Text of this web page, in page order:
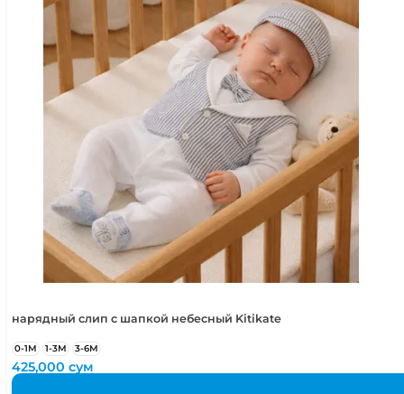
нарядный слип с шапкой небесный Kitikate
0-1М 1-3М 3-6М
425,000сум